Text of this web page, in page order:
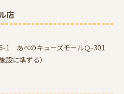
店
1 あべのキューズモールＱ-301
設に準ずる）